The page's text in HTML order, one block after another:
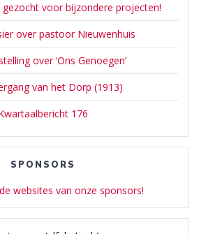
gezocht voor bijzondere projecten!
over pastoor Nieuwenhuis
over ‘Ons Genoegen’
van het Dorp (1913)
176
SPONSORS
websites van onze sponsors!